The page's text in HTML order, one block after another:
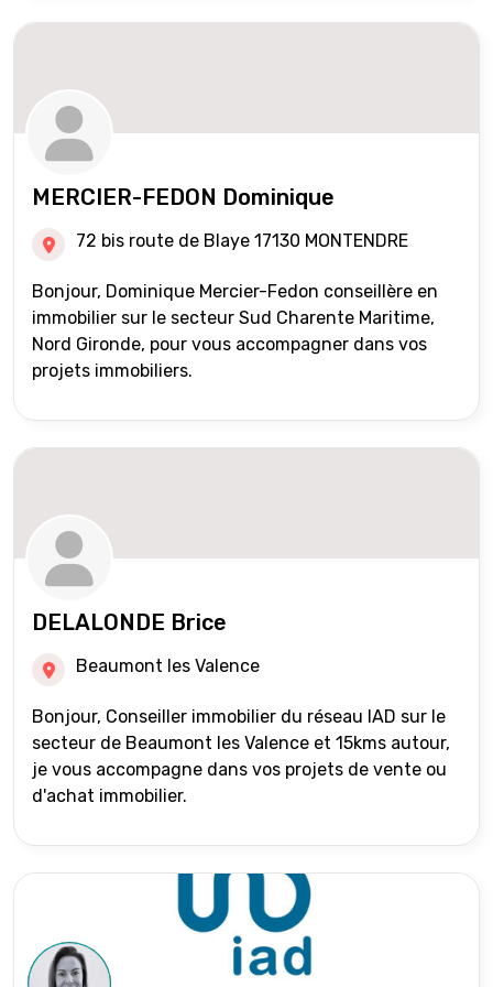
MERCIER-FEDON Dominique
72 bis route de Blaye 17130 MONTENDRE
Bonjour, Dominique Mercier-Fedon conseillère en
immobilier sur le secteur Sud Charente Maritime,
Nord Gironde, pour vous accompagner dans vos
projets immobiliers.
DELALONDE Brice
Beaumont les Valence
Bonjour, Conseiller immobilier du réseau IAD sur le
secteur de Beaumont les Valence et 15kms autour,
je vous accompagne dans vos projets de vente ou
d'achat immobilier.